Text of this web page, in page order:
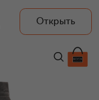
Открыть